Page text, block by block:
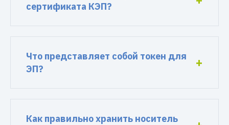
сертификата КЭП?
Что представляет собой токен для
ЭП?
Как правильно хранить носитель